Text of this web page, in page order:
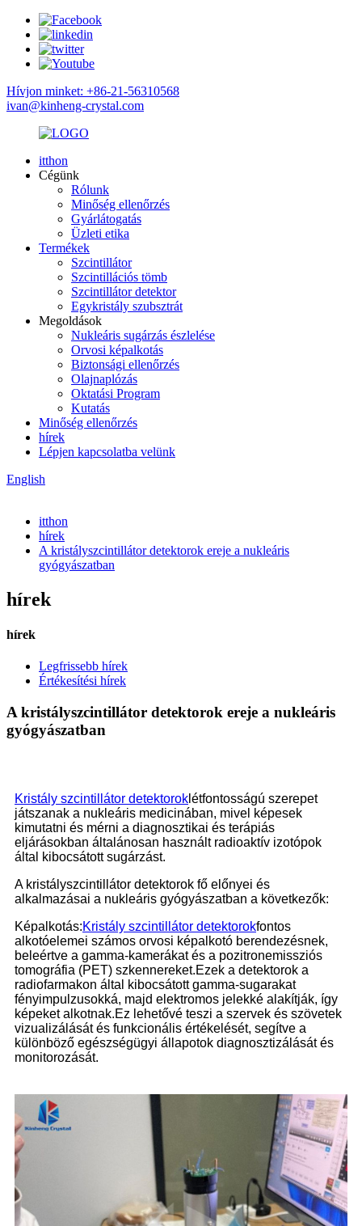
Hívjon minket: +86-21-56310568
ivan@kinheng-crystal.com
itthon
Cégünk
Rólunk
Minőség ellenőrzés
Gyárlátogatás
Üzleti etika
Termékek
Szcintillátor
Szcintillációs tömb
Szcintillátor detektor
Egykristály szubsztrát
Megoldások
Nukleáris sugárzás észlelése
Orvosi képalkotás
Biztonsági ellenőrzés
Olajnaplózás
Oktatási Program
Kutatás
Minőség ellenőrzés
hírek
Lépjen kapcsolatba velünk
English
itthon
hírek
A kristályszcintillátor detektorok ereje a nukleáris
gyógyászatban
hírek
hírek
Legfrissebb hírek
Értékesítési hírek
A kristályszcintillátor detektorok ereje a nukleáris
gyógyászatban
Kristály szcintillátor detektorok létfontosságú szerepet
játszanak a nukleáris medicinában, mivel képesek
kimutatni és mérni a diagnosztikai és terápiás
eljárásokban általánosan használt radioaktív izotópok
által kibocsátott sugárzást.
A kristályszcintillátor detektorok fő előnyei és
alkalmazásai a nukleáris gyógyászatban a következők:
Képalkotás:Kristály szcintillátor detektorokfontos
alkotóelemei számos orvosi képalkotó berendezésnek,
beleértve a gamma-kamerákat és a pozitronemissziós
tomográfia (PET) szkennereket.Ezek a detektorok a
radiofarmakon által kibocsátott gamma-sugarakat
fényimpulzusokká, majd elektromos jelekké alakítják, így
képeket alkotnak.Ez lehetővé teszi a szervek és szövetek
vizualizálását és funkcionális értékelését, segítve a
különböző egészségügyi állapotok diagnosztizálását és
monitorozását.